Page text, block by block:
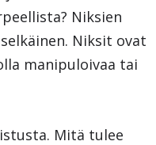
Niksien
Niksit ovat
manipuloivaa tai
Mitä tulee